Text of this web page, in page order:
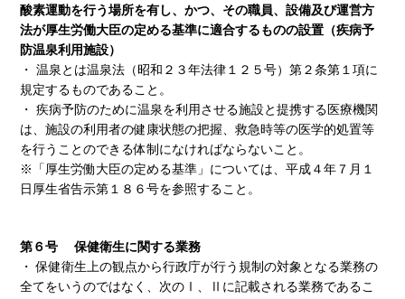
酸素運動を行う場所を有し、かつ、その職員、設備及び運営方
法が厚生労働大臣の定める基準に適合するものの設置（疾病予
防温泉利用施設）
・ 温泉とは温泉法（昭和２３年法律１２５号）第２条第１項に
規定するものであること。
・ 疾病予防のために温泉を利用させる施設と提携する医療機関
は、施設の利用者の健康状態の把握、救急時等の医学的処置等
を行うことのできる体制になければならないこと。
※「厚生労働大臣の定める基準」については、平成４年７月１
日厚生省告示第１８６号を参照すること。
第６号 保健衛生に関する業務
・ 保健衛生上の観点から行政庁が行う規制の対象となる業務の
全てをいうのではなく、次のⅠ、Ⅱに記載される業務であるこ